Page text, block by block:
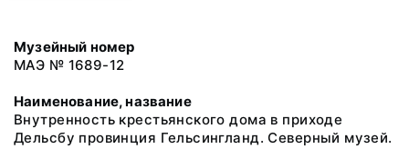
Музейный номер
МАЭ № 1689-12
Наименование, название
Внутренность крестьянского дома в приходе
Дельсбу провинция Гельсингланд. Северный музей.